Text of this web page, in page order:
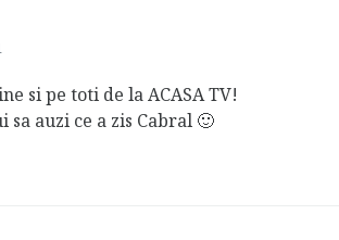
si pe toti de la ACASA TV!
auzi ce a zis Cabral 🙂